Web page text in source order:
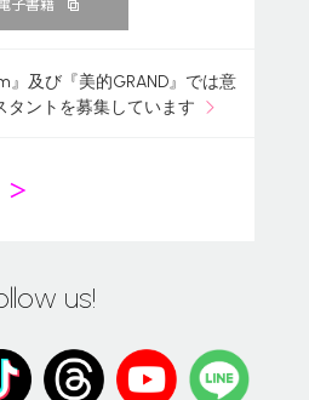
』及び『美的GRAND』では意
タントを募集しています
＞
us!